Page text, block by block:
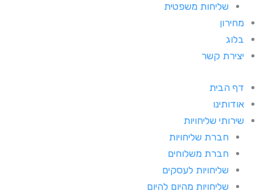
שליחות משפטית
מחירון
בלוג
יצירת קשר
דף הבית
אודותינו
שירותי שליחויות
חברת שליחויות
חברת משלוחים
שליחויות לעסקים
שליחויות מהיום להיום